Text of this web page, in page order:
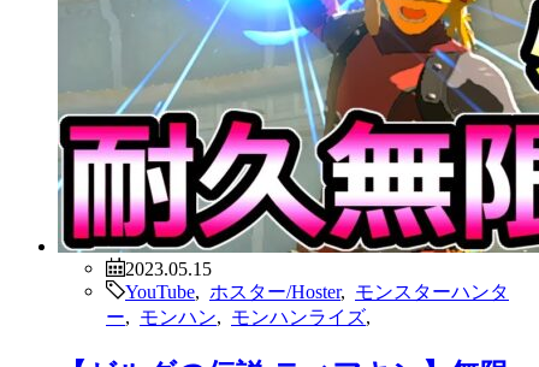
2023.05.15
YouTube
ホスター/Hoster, モンスターハンタ
ー
モンハン モンハンライズ